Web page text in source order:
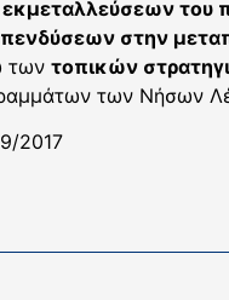
του
στην
των τοπικών
των Νήσων
2017